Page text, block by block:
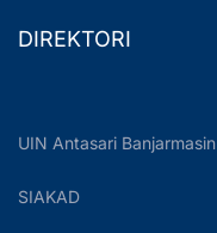
DIREKTORI
UIN Antasari Banjarmasin
SIAKAD